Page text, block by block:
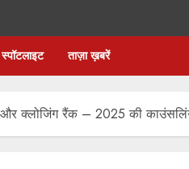
ताज़ा ख़बरें
क्लोजिंग रैंक – 2025 की